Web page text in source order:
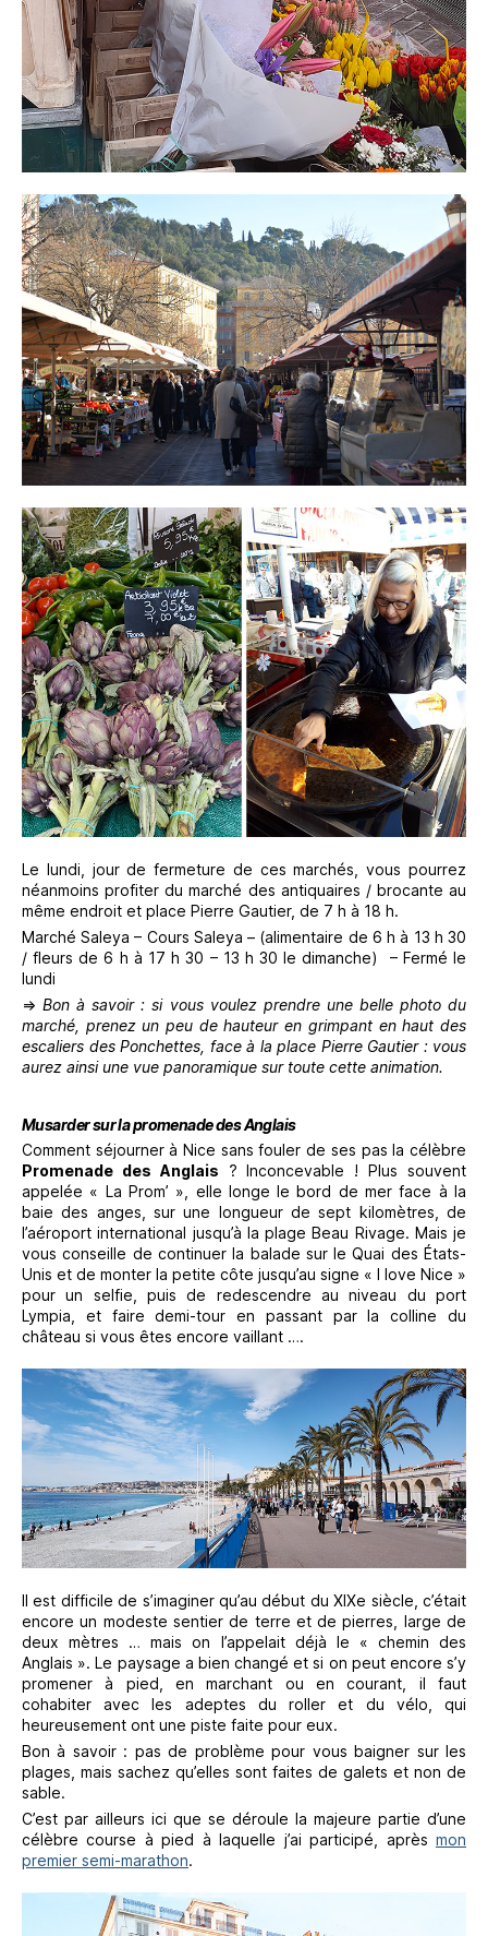
Le lundi, jour de fermeture de ces marchés, vous pourrez
néanmoins profiter du marché des antiquaires / brocante au
même endroit et place Pierre Gautier, de 7 h à 18 h.
Marché Saleya – Cours Saleya – (alimentaire de 6 h à 13 h 30
/ fleurs de 6 h à 17 h 30 – 13 h 30 le dimanche)
– Fermé le
lundi
⇒ Bon à savoir : si vous voulez prendre une belle photo du
marché, prenez un peu de hauteur en grimpant en haut des
escaliers des Ponchettes, face à la place Pierre Gautier : vous
aurez ainsi une vue panoramique sur toute cette animation.
Musarder sur la promenade des Anglais
Comment séjourner à Nice sans fouler de ses pas la célèbre
Promenade des Anglais ? Inconcevable ! Plus souvent
appelée « La Prom’ », elle longe le bord de mer face à la
baie des anges, sur une longueur de sept kilomètres, de
l’aéroport international jusqu’à la plage Beau Rivage. Mais je
vous conseille de continuer la balade sur le Quai des États-
Unis et de monter la petite côte jusqu’au signe « I love Nice »
pour un selfie, puis de redescendre au niveau du port
Lympia, et faire demi-tour en passant par la colline du
château si vous êtes encore vaillant ….
Il est difficile de s’imaginer qu’au début du XIXe siècle, c’était
encore un modeste sentier de terre et de pierres, large de
deux mètres … mais on l’appelait déjà le « chemin des
Anglais ». Le paysage a bien changé et si on peut encore s’y
promener à pied, en marchant ou en courant, il faut
cohabiter avec les adeptes du roller et du vélo, qui
heureusement ont une piste faite pour eux.
Bon à savoir : pas de problème pour vous baigner sur les
plages, mais sachez qu’elles sont faites de galets et non de
sable.
C’est par ailleurs ici que se déroule la majeure partie d’une
célèbre course à pied à laquelle j’ai participé, après mon
premier semi-marathon.